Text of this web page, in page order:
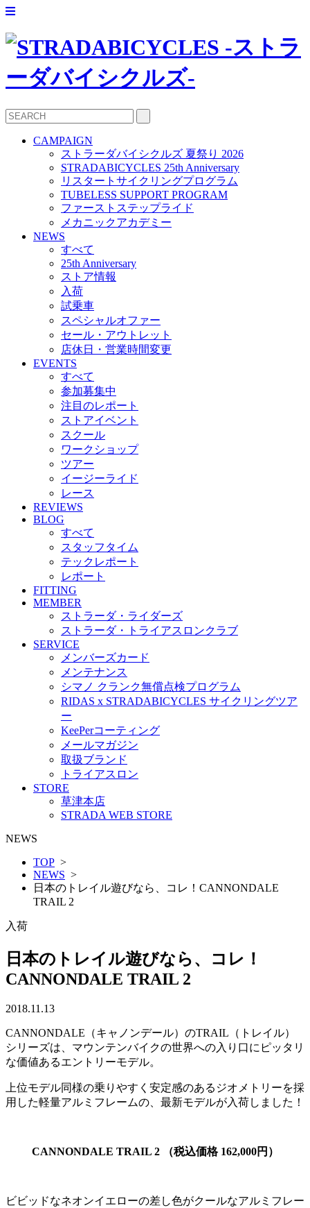
CAMPAIGN
ストラーダバイシクルズ 夏祭り 2026
STRADABICYCLES 25th Anniversary
リスタートサイクリングプログラム
TUBELESS SUPPORT PROGRAM
ファーストステップライド
メカニックアカデミー
NEWS
すべて
25th Anniversary
ストア情報
入荷
試乗車
スペシャルオファー
セール・アウトレット
店休日・営業時間変更
EVENTS
すべて
参加募集中
注目のレポート
ストアイベント
スクール
ワークショップ
ツアー
イージーライド
レース
REVIEWS
BLOG
すべて
スタッフタイム
テックレポート
レポート
FITTING
MEMBER
ストラーダ・ライダーズ
ストラーダ・トライアスロンクラブ
SERVICE
メンバーズカード
メンテナンス
シマノ クランク無償点検プログラム
RIDAS x STRADABICYCLES サイクリングツア
ー
KeePerコーティング
メールマガジン
取扱ブランド
トライアスロン
STORE
草津本店
STRADA WEB STORE
NEWS
TOP >
NEWS >
日本のトレイル遊びなら、コレ！CANNONDALE
TRAIL 2
入荷
日本のトレイル遊びなら、コレ！
CANNONDALE TRAIL 2
2018.11.13
CANNONDALE（キャノンデール）のTRAIL（トレイル）
シリーズは、マウンテンバイクの世界への入り口にピッタリ
な価値あるエントリーモデル。
上位モデル同様の乗りやすく安定感のあるジオメトリーを採
用した軽量アルミフレームの、最新モデルが入荷しました！
CANNONDALE TRAIL 2 （税込価格 162,000円）
ビビッドなネオンイエローの差し色がクールなアルミフレー